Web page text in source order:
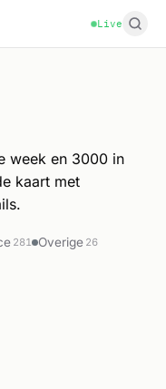
Live
week en 3000 in
kaart met
281 Overige 26